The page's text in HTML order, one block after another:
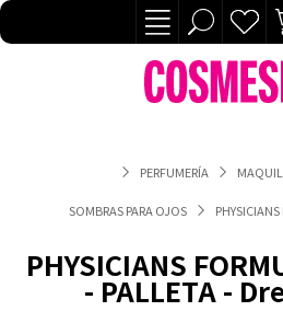
PERFUMERÍA
SOMBRAS PARA OJOS
PHYSICIANS
- PALLETA -